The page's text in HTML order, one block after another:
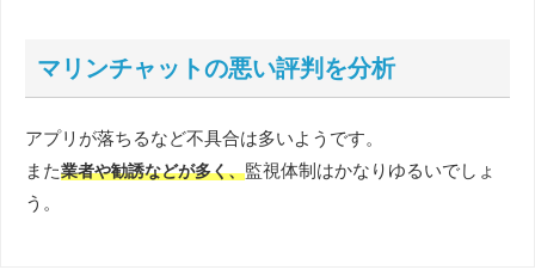
マリンチャットの悪い評判を分析
アプリが落ちるなど不具合は多いようです。
また業者や勧誘などが多く、監視体制はかなりゆるいでしょ
う。